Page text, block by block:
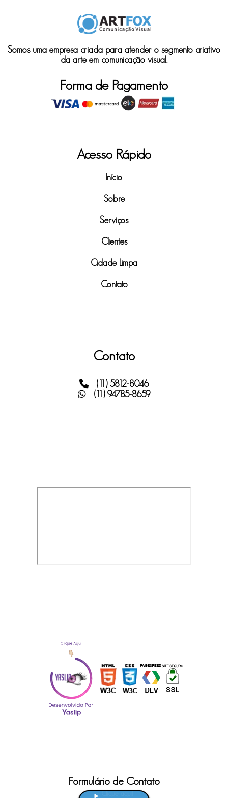
Somos uma empresa criada para atender o segmento criativo
da arte em comunicação visual.
Forma de Pagamento
Acesso Rápido
Início
Sobre
Serviços
Clientes
Cidade Limpa
Contato
Contato
(11) 5812-8046
(11) 94785-8659
Formulário de Contato